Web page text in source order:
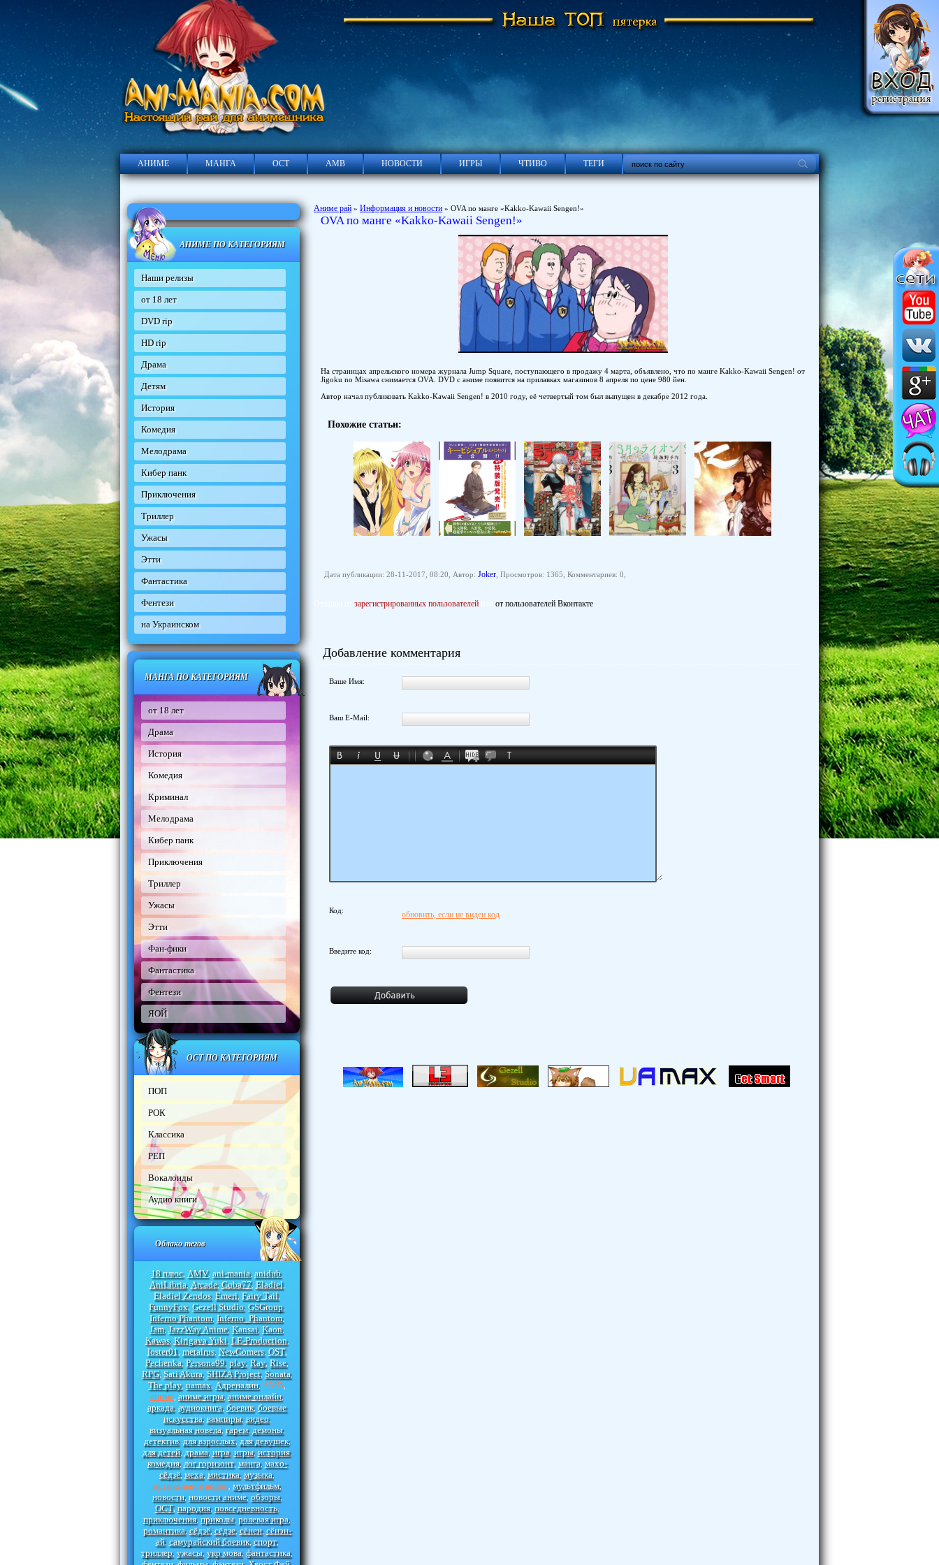
АНИМЕ МАНГА ОСТ АМВ НОВОСТИ ИГРЫ ЧТИВО ТЕГИ
АНИМЕ ПО КАТЕГОРИЯМ
Наши релизы
от 18 лет
DVD rip
HD rip
Драма
Детям
История
Комедия
Мелодрама
Кибер панк
Приключения
Триллер
Ужасы
Этти
Фантастика
Фентези
на Украинском
МАНГА ПО КАТЕГОРИЯМ
от 18 лет
Драма
История
Комедия
Криминал
Мелодрама
Кибер панк
Приключения
Триллер
Ужасы
Этти
Фан-фики
Фантастика
Фентези
ЯОЙ
ОСТ ПО КАТЕГОРИЯМ
ПОП
РОК
Классика
РЕП
Вокалоиды
Аудио книги
Облако тегов
18 плюс, AMV, ani-mania, anidub,
AniLibria, Arcade, Cuba77, Eladiel,
Eladiel Zendos, Emeri, Fairy Tail,
FunnyFox, Gezell Studio, GSGroup,
Inferno Phantom, Inferno_Phantom,
Jam, JazzWay Anime, Kansai, Kaon,
Kawas, Kirigava Yuki, LE-Production,
loster01, metalrus, NewComers, OST,
Pechenka, Persona99, play, Ray, Rise,
RPG, Sati Akura, SHIZA Project, Sonata,
The play, uamax, Адреналин, АМВ
аниме аниме игры, аниме онлайн,
аркада, аудиокнига, боевик, боевые
искусства, вампиры, видео,
визуальная новела, гарем, демоны,
детектив, для взрослых, для девушек,
для детей, драма, игра, игры, история,
комедия, лог горизонт, манга, махо-
сёдзё, меха, мистика, музыка,
музыкальное видео мультфильм,
новости, новости аниме, обзоры,
ОСТ, пародия, повседневность,
приключения, приколы, ролевая игра,
романтика, сёдзё, сёдзе, сёнен, сёнэн-
ай, самурайский боевик, спорт,
триллер, ужасы, укр мова, фантастика,
Аниме рай » Информация и новости » OVA по манге «Kakko-Kawaii Sengen!»
OVA по манге «Kakko-Kawaii Sengen!»
На страницах апрельского номера журнала Jump Square, поступающего в продажу 4 марта, объявлено, что по манге Kakko-Kawaii Sengen! от
Jigoku no Misawa снимается OVA. DVD с аниме появится на прилавках магазинов 8 апреля по цене 980 йен.
Автор начал публиковать Kakko-Kawaii Sengen! в 2010 году, её четвертый том был выпущен в декабре 2012 года.
Похожие статьи:
Дата публикации: 28-11-2017, 08:20, Автор: Joker , Просмотров: 1365, Комментариев: 0,
зарегистрированных пользователей от пользователей Вконтакте
Добавление комментария
Ваше Имя:
Ваш E-Mail:
Код: обновить, если не виден код
Введите код: